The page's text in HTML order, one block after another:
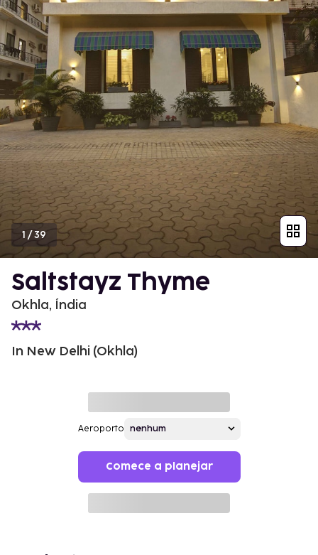
1 /39
Saltstayz Thyme
Okhla, Índia
In New Delhi (Okhla)
Aeroporto
Comece a planejar